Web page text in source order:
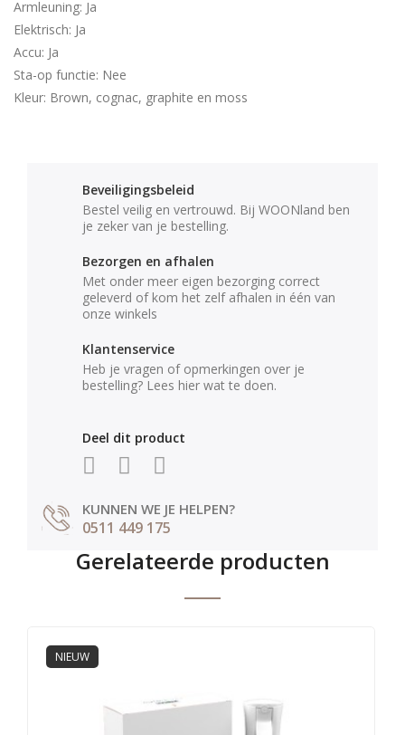
Armleuning: Ja
Elektrisch: Ja
Accu: Ja
Sta-op functie: Nee
Kleur: Brown, cognac, graphite en moss
Beveiligingsbeleid
Bestel veilig en vertrouwd. Bij WOONland ben
je zeker van je bestelling.
Bezorgen en afhalen
Met onder meer eigen bezorging correct
geleverd of kom het zelf afhalen in één van
onze winkels
Klantenservice
Heb je vragen of opmerkingen over je
bestelling? Lees hier wat te doen.
Deel dit product
KUNNEN WE JE HELPEN?
0511 449 175
Gerelateerde producten
NIEUW